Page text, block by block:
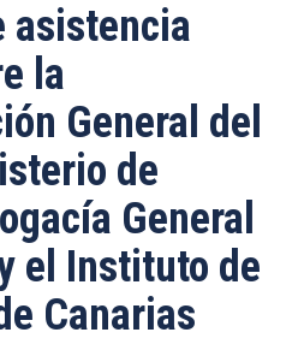
asistencia
la
General del
de
General
el Instituto de
Canarias